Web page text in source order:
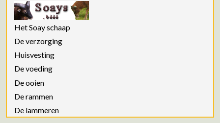
Het Soay schaap
De verzorging
Huisvesting
De voeding
De ooien
De rammen
De lammeren